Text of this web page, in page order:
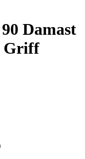
Damast
Griff